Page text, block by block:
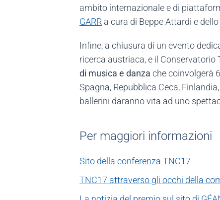
ambito internazionale e di
GARR a cura di Beppe Attardi e
Infine, a chiusura di un evento
ricerca austriaca, e il Conservatorio
di musica e danza che coinvolgerà
Spagna, Repubblica Ceca,
ballerini daranno vita ad uno
Per maggiori informazioni
Sito della conferenza TNC17
TNC17 attraverso gli occhi della